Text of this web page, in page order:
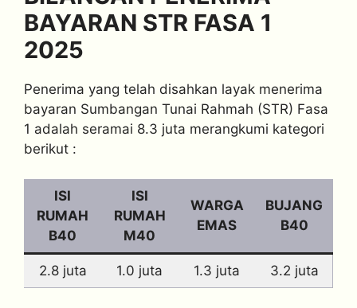
BAYARAN STR FASA 1
2025
Penerima yang telah disahkan layak menerima
bayaran Sumbangan Tunai Rahmah (STR) Fasa
1 adalah seramai 8.3 juta merangkumi kategori
berikut :
ISI
RUMAH
B40
ISI
RUMAH
M40
WARGA
EMAS
BUJANG
B40
2.8 juta 1.0 juta 1.3 juta 3.2 juta